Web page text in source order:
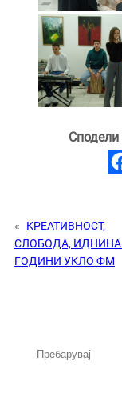
Сподели
«
КРЕАТИВНОСТ,
СЛОБОДА, ИДНИНА
ГОДИНИ УКЛО ФМ